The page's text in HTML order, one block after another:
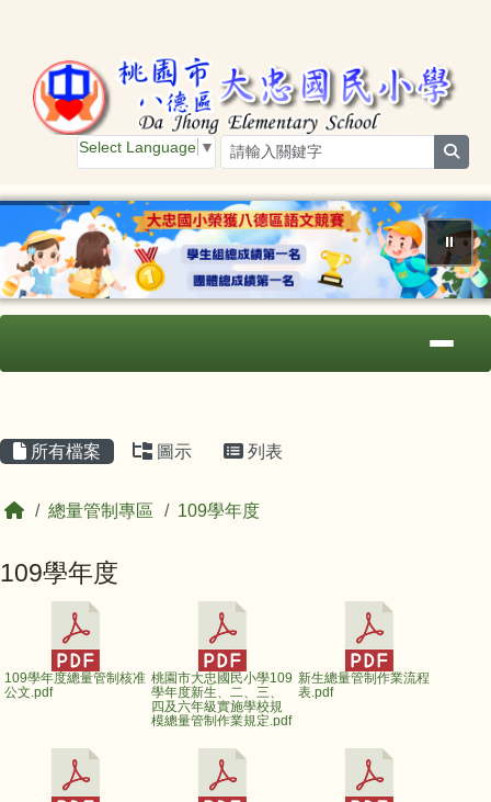
Select Language ▼
⏸
所有檔案 圖示 列表
回首頁總量管制專區 109學年度
109學年度
109學年度總量管制核准
公文.pdf
桃園市大忠國民小學109
學年度新生、二、三、
四及六年級實施學校規
模總量管制作業規定.pdf
新生總量管制作業流程
表.pdf